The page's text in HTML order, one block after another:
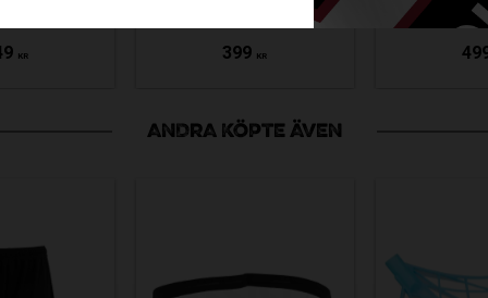
KR 399 KR
ANDRA KÖPTE ÄVEN